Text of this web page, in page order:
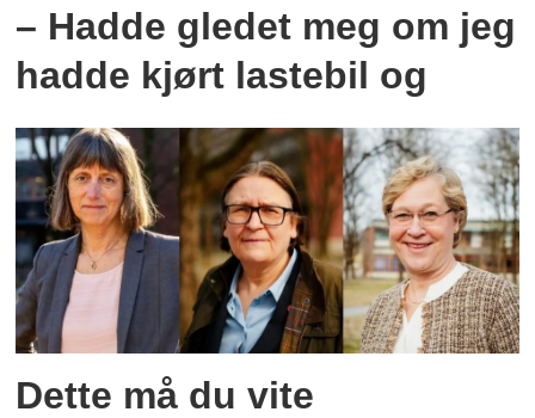
– Hadde gledet meg om jeg
hadde kjørt lastebil og
Dette må du vite